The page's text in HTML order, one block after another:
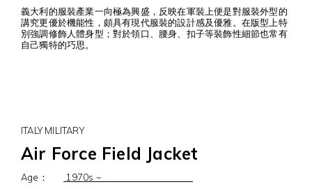
義大利的服裝產業一向極為興盛，反映在軍裝上便是對服裝外型的
講究更優於機能性，頗具有現代服裝的設計感及優雅。在版型上特
別強調修飾人體身型；對於領口、腰身、扣子等裝飾性細節也常有
自己獨特的巧思。
ITALY MILITARY
Air Force Field Jacket
Age：
1970s ~